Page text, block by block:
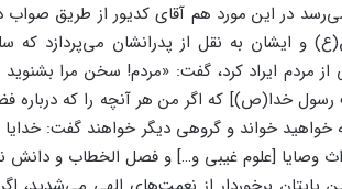
در این مورد هم آقای کدیور از طریق صواب
و ایشان به نقل از پدرانشان می‌پردازد
مردم ایراد کرد، گفت: «مردم! سخن مرا
خدا(ص)] که اگر من هر آنچه را که درباره
خواهید خواند و گروهی دیگر خواهند گفت: خدایا
وصایا [علوم غیبی و…] و فصل الخطاب و دانش